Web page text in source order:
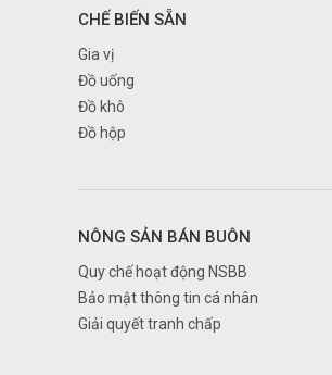
Đắk Nông
Đồng Nai
Hà Nam
Hà Tĩnh
Hải Dương
CHẾ BIẾN SẴN
Gia vị
Đồ uống
Đồ khô
Đồ hộp
NÔNG SẢN BÁN BUÔN
Quy chế hoạt động NSBB
Bảo mật thông tin cá nhân
Giải quyết tranh chấp